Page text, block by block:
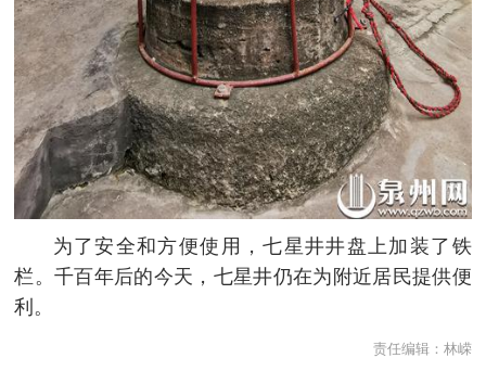
为了安全和方便使用，七星井井盘上加装了铁
栏。千百年后的今天，七星井仍在为附近居民提供便
利。
责任编辑： 林嵘